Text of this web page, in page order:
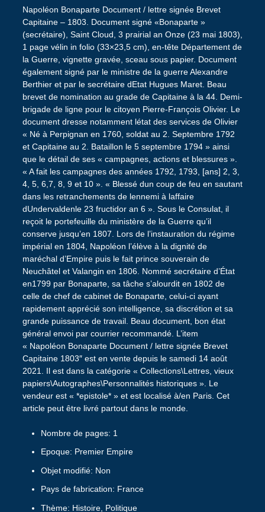
Napoléon Bonaparte Document / lettre signée Brevet
Capitaine – 1803. Document signé «Bonaparte »
(secrétaire), Saint Cloud, 3 prairial an Onze (23 mai 1803),
1 page vélin in folio (33×23,5 cm), en-tête Département de
la Guerre, vignette gravée, sceau sous papier. Document
également signé par le ministre de la guerre Alexandre
Berthier et par le secrétaire dEtat Hugues Maret. Beau
brevet de nomination au grade de Capitaine à la 44. Demi-
brigade de ligne pour le citoyen Pierre-François Olivier. Le
document dresse notamment létat des services de Olivier
« Né à Perpignan en 1760, soldat au 2. Septembre 1792
et Capitaine au 2. Bataillon le 5 septembre 1794 » ainsi
que le détail de ses « campagnes, actions et blessures ».
« A fait les campagnes des années 1792, 1793, [ans] 2, 3,
4, 5, 6,7, 8, 9 et 10 ». « Blessé dun coup de feu en sautant
dans les retranchements de lennemi à laffaire
dUndervaldenle 23 fructidor an 6 ». Sous le Consulat, il
reçoit le portefeuille du ministère de la Guerre qu’il
conserve jusqu’en 1807. Lors de l’instauration du régime
impérial en 1804, Napoléon l’élève à la dignité de
maréchal d’Empire puis le fait prince souverain de
Neuchâtel et Valangin en 1806. Nommé secrétaire d’État
en1799 par Bonaparte, sa tâche s’alourdit en 1802 de
celle de chef de cabinet de Bonaparte, celui-ci ayant
rapidement apprécié son intelligence, sa discrétion et sa
grande puissance de travail. Beau document, bon état
général envoi par courrier recommandé. L’item
« Napoléon Bonaparte Document / lettre signée Brevet
Capitaine 1803″ est en vente depuis le samedi 14 août
2021. Il est dans la catégorie « Collections\Lettres, vieux
papiers\Autographes\Personnalités historiques ». Le
vendeur est « *epistole* » et est localisé à/en Paris. Cet
article peut être livré partout dans le monde.
Nombre de pages: 1
Epoque: Premier Empire
Objet modifié: Non
Pays de fabrication: France
Thème: Histoire, Politique